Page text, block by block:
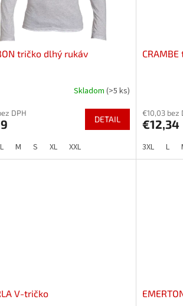
tričko dlhý rukáv
Skladom (>5 ks)
DPH
DETAIL
L M S XL XXL
€10,03 bez
€12,34
3XL L
V-tričko